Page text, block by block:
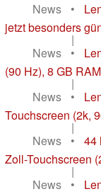
News
•
jetzt besonders
|
News
•
(90 Hz), 8 GB
|
News
•
Touchscreen (2k,
|
News
•
44
Zoll-Touchscreen
|
News
•